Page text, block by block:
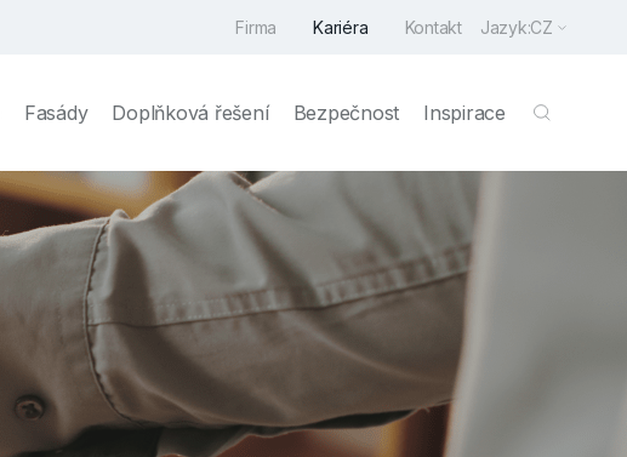
Firma Kariéra Kontakt Jazyk:CZ
Fasády Doplňková řešení Bezpečnost Inspirace